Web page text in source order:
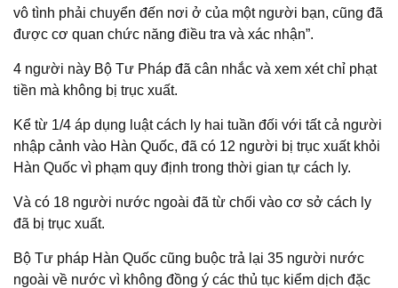
vô tình phải chuyển đến nơi ở của một người bạn, cũng đã
được cơ quan chức năng điều tra và xác nhận”.
4 người này Bộ Tư Pháp đã cân nhắc và xem xét chỉ phạt
tiền mà không bị trục xuất.
Kể từ 1/4 áp dụng luật cách ly hai tuần đối với tất cả người
nhập cảnh vào Hàn Quốc, đã có 12 người bị trục xuất khỏi
Hàn Quốc vì phạm quy định trong thời gian tự cách ly.
Và có 18 người nước ngoài đã từ chối vào cơ sở cách ly
đã bị trục xuất.
Bộ Tư pháp Hàn Quốc cũng buộc trả lại 35 người nước
ngoài về nước vì không đồng ý các thủ tục kiểm dịch đặc